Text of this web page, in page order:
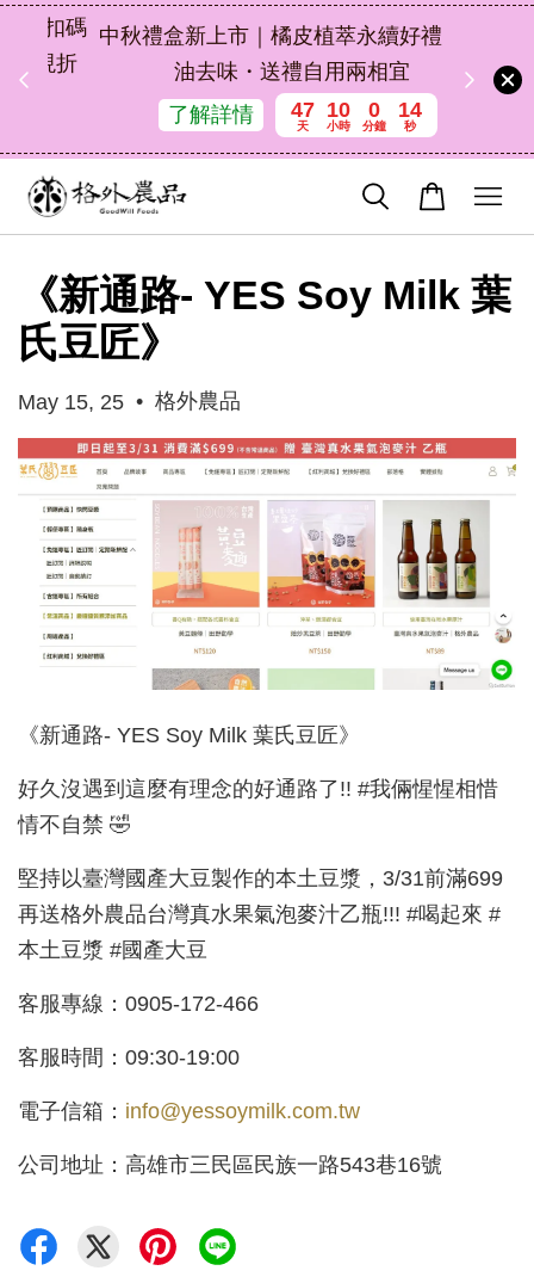
中秋禮盒新上市｜橘皮植萃永續好禮，解
油去味・送禮自用兩相宜
了解詳情
47
天
10
小時
0
分鐘
14
秒
《新通路- YES Soy Milk 葉
氏豆匠》
May 15, 25 • 格外農品
《新通路- YES Soy Milk 葉氏豆匠》
好久沒遇到這麼有理念的好通路了!! #我倆惺惺相惜
情不自禁 🤣
堅持以臺灣國產大豆製作的本土豆漿，3/31前滿699
再送格外農品台灣真水果氣泡麥汁乙瓶!!! #喝起來 #
本土豆漿 #國產大豆
客服專線：0905-172-466
客服時間：09:30-19:00
電子信箱： info@yessoymilk.com.tw
公司地址：高雄市三民區民族一路543巷16號